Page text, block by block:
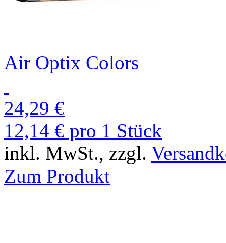
Air Optix Colors
24,29 €
12,14 € pro 1 Stück
inkl. MwSt., zzgl.
Zum Produkt